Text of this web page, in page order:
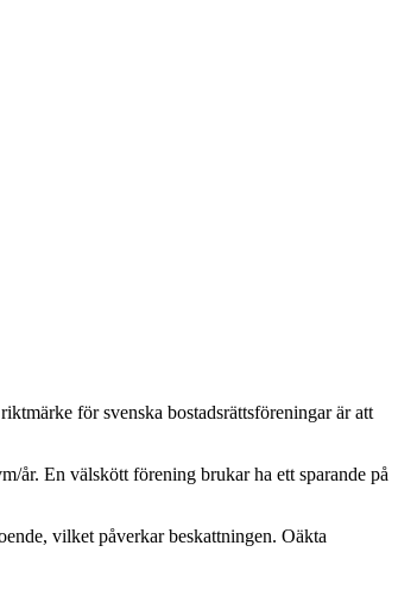
för svenska bostadsrättsföreningar är att
år. En välskött förening brukar ha ett sparande på
vilket påverkar beskattningen. Oäkta